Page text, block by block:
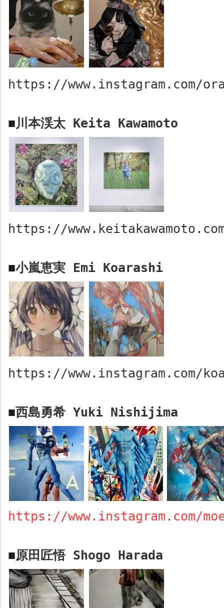
https://www.instagram.com/
■川本渓太 Keita Kawamoto
https://
■小嵐恵実 Emi Koarashi
https://www.instagram.com/
■西島勇希 Yuki Nishijima
https://www.instagram.com/
■原田匠悟 Shogo Harada